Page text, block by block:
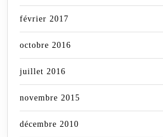
février 2017
octobre 2016
juillet 2016
novembre 2015
décembre 2010